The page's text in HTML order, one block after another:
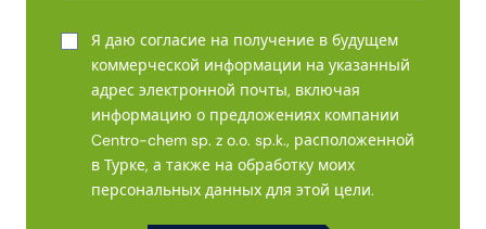
Я даю согласие на получение в будущем
коммерческой информации на указанный
адрес электронной почты, включая
информацию о предложениях компании
Centro-chem sp. z o.o. sp.k., расположенной
в Турке, а также на обработку моих
персональных данных для этой цели.